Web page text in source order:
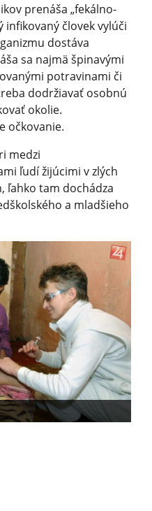
prenáša „fekálno-
infikovaný človek vylúči
dostáva
sa najmä špinavými
potravinami či
dodržiavať osobnú
okolie.
očkovanie.
medzi
ľudí žijúcimi v zlých
ľahko tam dochádza
a mladšieho